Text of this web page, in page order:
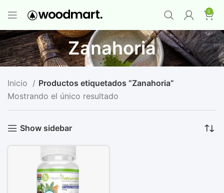
0
Zanahoria
Inicio
Productos etiquetados “Zanahoria”
Mostrando el único resultado
Show sidebar
Premium-Compra 12 unidades y llévate 1
GRATIS ¡LO QUIERO YA